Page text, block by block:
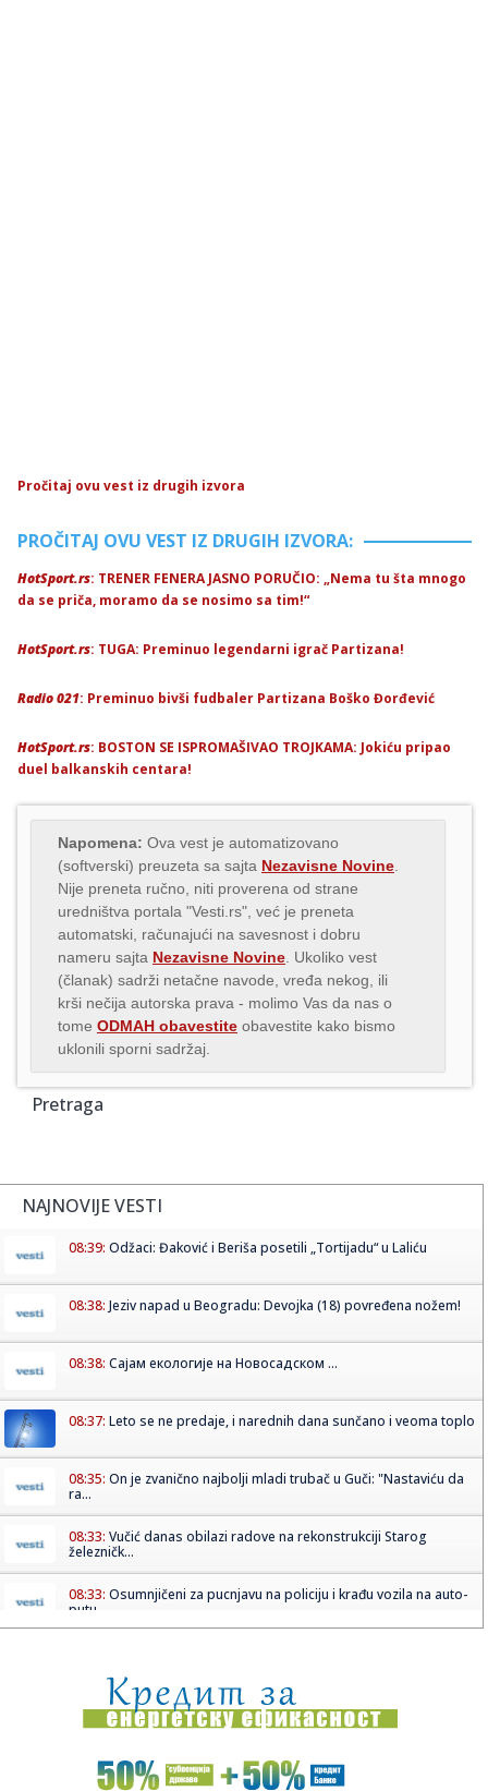
Pročitaj ovu vest iz drugih izvora
PROČITAJ OVU VEST IZ DRUGIH IZVORA:
HotSport.rs: TRENER FENERA JASNO PORUČIO: „Nema tu šta mnogo
da se priča, moramo da se nosimo sa tim!“
HotSport.rs: TUGA: Preminuo legendarni igrač Partizana!
Radio 021: Preminuo bivši fudbaler Partizana Boško Đorđević
HotSport.rs: BOSTON SE ISPROMAŠIVAO TROJKAMA: Jokiću pripao
duel balkanskih centara!
Napomena: Ova vest je automatizovano
(softverski) preuzeta sa sajta Nezavisne Novine
Nije preneta ručno, niti proverena od strane
uredništva portala "Vesti.rs", već je preneta
automatski, računajući na savesnost i dobru
nameru sajta Nezavisne Novine . Ukoliko vest
(članak) sadrži netačne navode, vređa nekog, ili
krši nečija autorska prava - molimo Vas da nas o
tome ODMAH obavestite obavestite kako bismo
uklonili sporni sadržaj.
Pretraga
NAJNOVIJE VESTI
08:39: Odžaci: Đaković i Beriša posetili „Tortijadu“ u Laliću
08:38: Jeziv napad u Beogradu: Devojka (18) povređena nožem!
08:38: Сајам екологије на Новосадском ...
08:37: Leto se ne predaje, i narednih dana sunčano i veoma toplo
08:35: On je zvanično najbolji mladi trubač u Guči: "Nastaviću da
ra...
08:33: Vučić danas obilazi radove na rekonstrukciji Starog
železničk...
08:33: Osumnjičeni za pucnjavu na policiju i krađu vozila na auto-
putu...
08:33:Pitomi, tužni Dunav i vonj osušenog mulja: BBC u Bezdanu
08:30:Autobus na sprat zapeo na trajektu za Korčulu, ljudi ga
tresli i...